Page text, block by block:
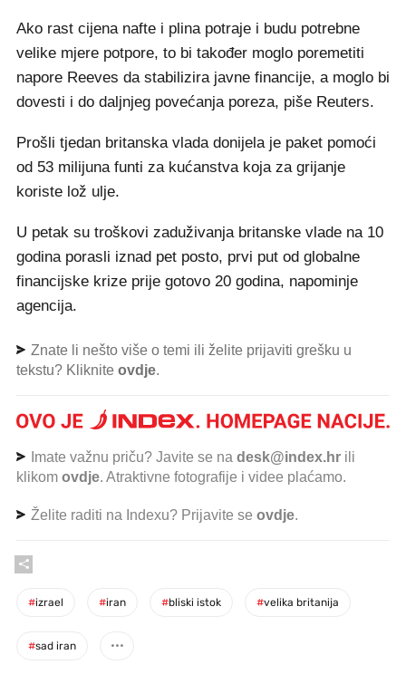
Ako rast cijena nafte i plina potraje i budu potrebne
velike mjere potpore, to bi također moglo poremetiti
napore Reeves da stabilizira javne financije, a moglo bi
dovesti i do daljnjeg povećanja poreza, piše Reuters.
Prošli tjedan britanska vlada donijela je paket pomoći
od 53 milijuna funti za kućanstva koja za grijanje
koriste lož ulje.
U petak su troškovi zaduživanja britanske vlade na 10
godina porasli iznad pet posto, prvi put od globalne
financijske krize prije gotovo 20 godina, napominje
agencija.
Znate li nešto više o temi ili želite prijaviti grešku u
tekstu? Kliknite ovdje.
Imate važnu priču? Javite se na desk@index.hr ili
klikom ovdje. Atraktivne fotografije i videe plaćamo.
Želite raditi na Indexu? Prijavite se ovdje.
#izrael #iran #bliski istok #velika britanija
#sad iran